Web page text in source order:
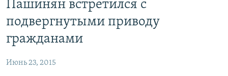
содержанию
основной
Перейти
РЕГИОН
Пашинян встретился с
подвергнутыми приводу
гражданами
Июнь 23, 2015